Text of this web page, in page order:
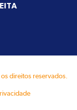
direitos reservados.